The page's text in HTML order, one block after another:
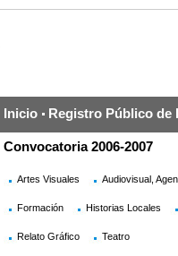
Inicio Registro Público de
Convocatoria 2006-2007
Artes Visuales Audiovisual,
Formación Historias Locales
Relato Gráfico Teatro